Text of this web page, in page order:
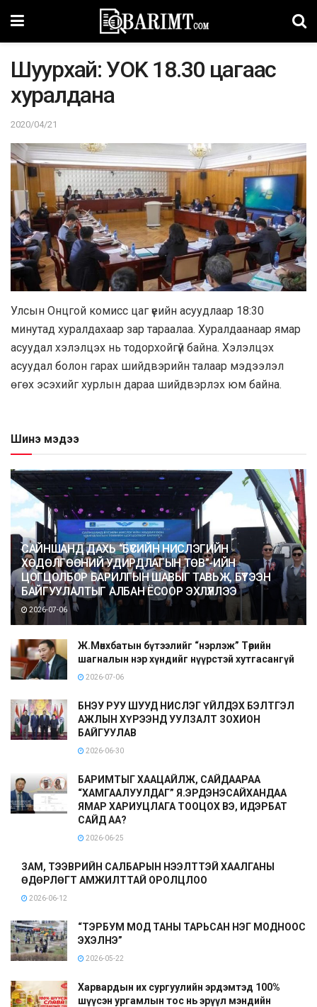
Шyypxaй: УOK 18.30 цагaac
xypaлдaнa
2020/04/21
Улсын Онцгой комисс цаг үеийн асуудлаар 18:30
минутад хуралдахаар зар тараалаа. Хуралдаанаар ямар
асуудал хэлэлцэх нь тодорхойгүй байна. Хэлэлцэх
асуудал болон гарах шийдвэрийн талаар мэдээлэл
өгөх эсэхийг хурлын дараа шийдвэрлэх юм байна.
Шинэ мэдээ
САЙНШАНД ДАХЬ “БҮСИЙН НИСЛЭГИЙН
ХӨДӨЛГӨӨНИЙ УДИРДЛАГЫН ТӨВ”-ИЙН
ЦОГЦОЛБОР БАРИЛГЫН ШАВЫГ ТАВЬЖ, БҮТЭЭН
БАЙГУУЛАЛТЫГ АЛБАН ЁСООР ЭХЛҮҮЛЛЭЭ
2026-07-06
Ж.Мөнхбатын бүтээлийг “нэрлэж” Төрийн
шагналын нэр хүндийг нүүрстэй хутгасангүй
2026-07-06
БНЭУ РУУ ШУУД НИСЛЭГ ҮЙЛДЭХ БЭЛТГЭЛ
АЖЛЫН ХҮРЭЭНД УУЛЗАЛТ ЗОХИОН
БАЙГУУЛАВ
2026-06-30
БАРИМТЫГ ХААЦАЙЛЖ, САЙДААРАА
“ХАМГААЛУУЛДАГ” Я.ЭРДЭНЭСАЙХАНДАА
ЯМАР ХАРИУЦЛАГА ТООЦОХ ВЭ, ИДЭРБАТ
САЙД АА?
2026-06-25
ЗАМ, ТЭЭВРИЙН САЛБАРЫН НЭЭЛТТЭЙ ХААЛГАНЫ
ӨДӨРЛӨГТ АМЖИЛТТАЙ ОРОЛЦЛОО
2026-06-12
“ТЭРБУМ МОД ТАНЫ ТАРЬСАН НЭГ МОДНООС
ЭХЭЛНЭ”
2026-05-22
Харвардын их сургуулийн эрдэмтэд 100%
шүүсэн ургамлын тос нь эрүүл мэндийн